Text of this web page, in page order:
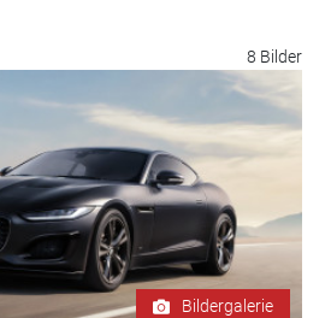
8 Bilder
Bildergalerie